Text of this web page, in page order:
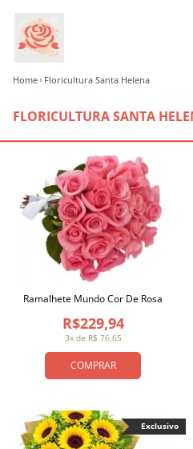
Home Floricultura Santa Helena
FLORICULTURA SANTA
COMPRAR
3x de R$ 76,65
R$229,94
Ramalhete Mundo Cor De Rosa
Exclusivo